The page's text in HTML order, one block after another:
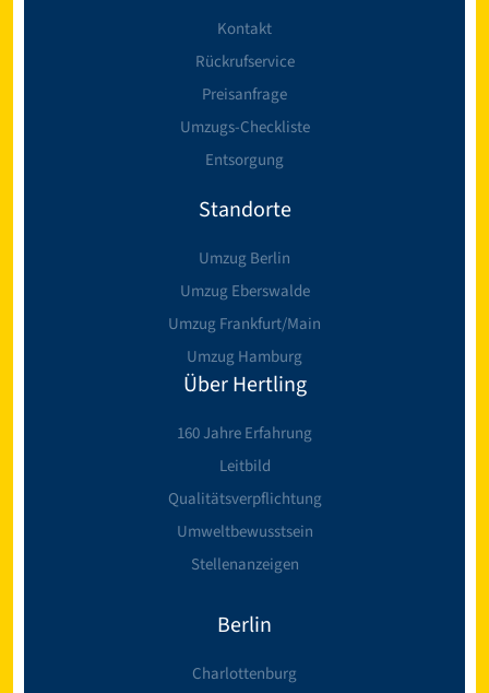
Kontakt
Rückrufservice
Preisanfrage
Umzugs-Checkliste
Entsorgung
Standorte
Umzug Berlin
Umzug Eberswalde
Umzug Frankfurt/Main
Umzug Hamburg
Über Hertling
160 Jahre Erfahrung
Leitbild
Qualitätsverpflichtung
Umweltbewusstsein
Stellenanzeigen
Berlin
Charlottenburg